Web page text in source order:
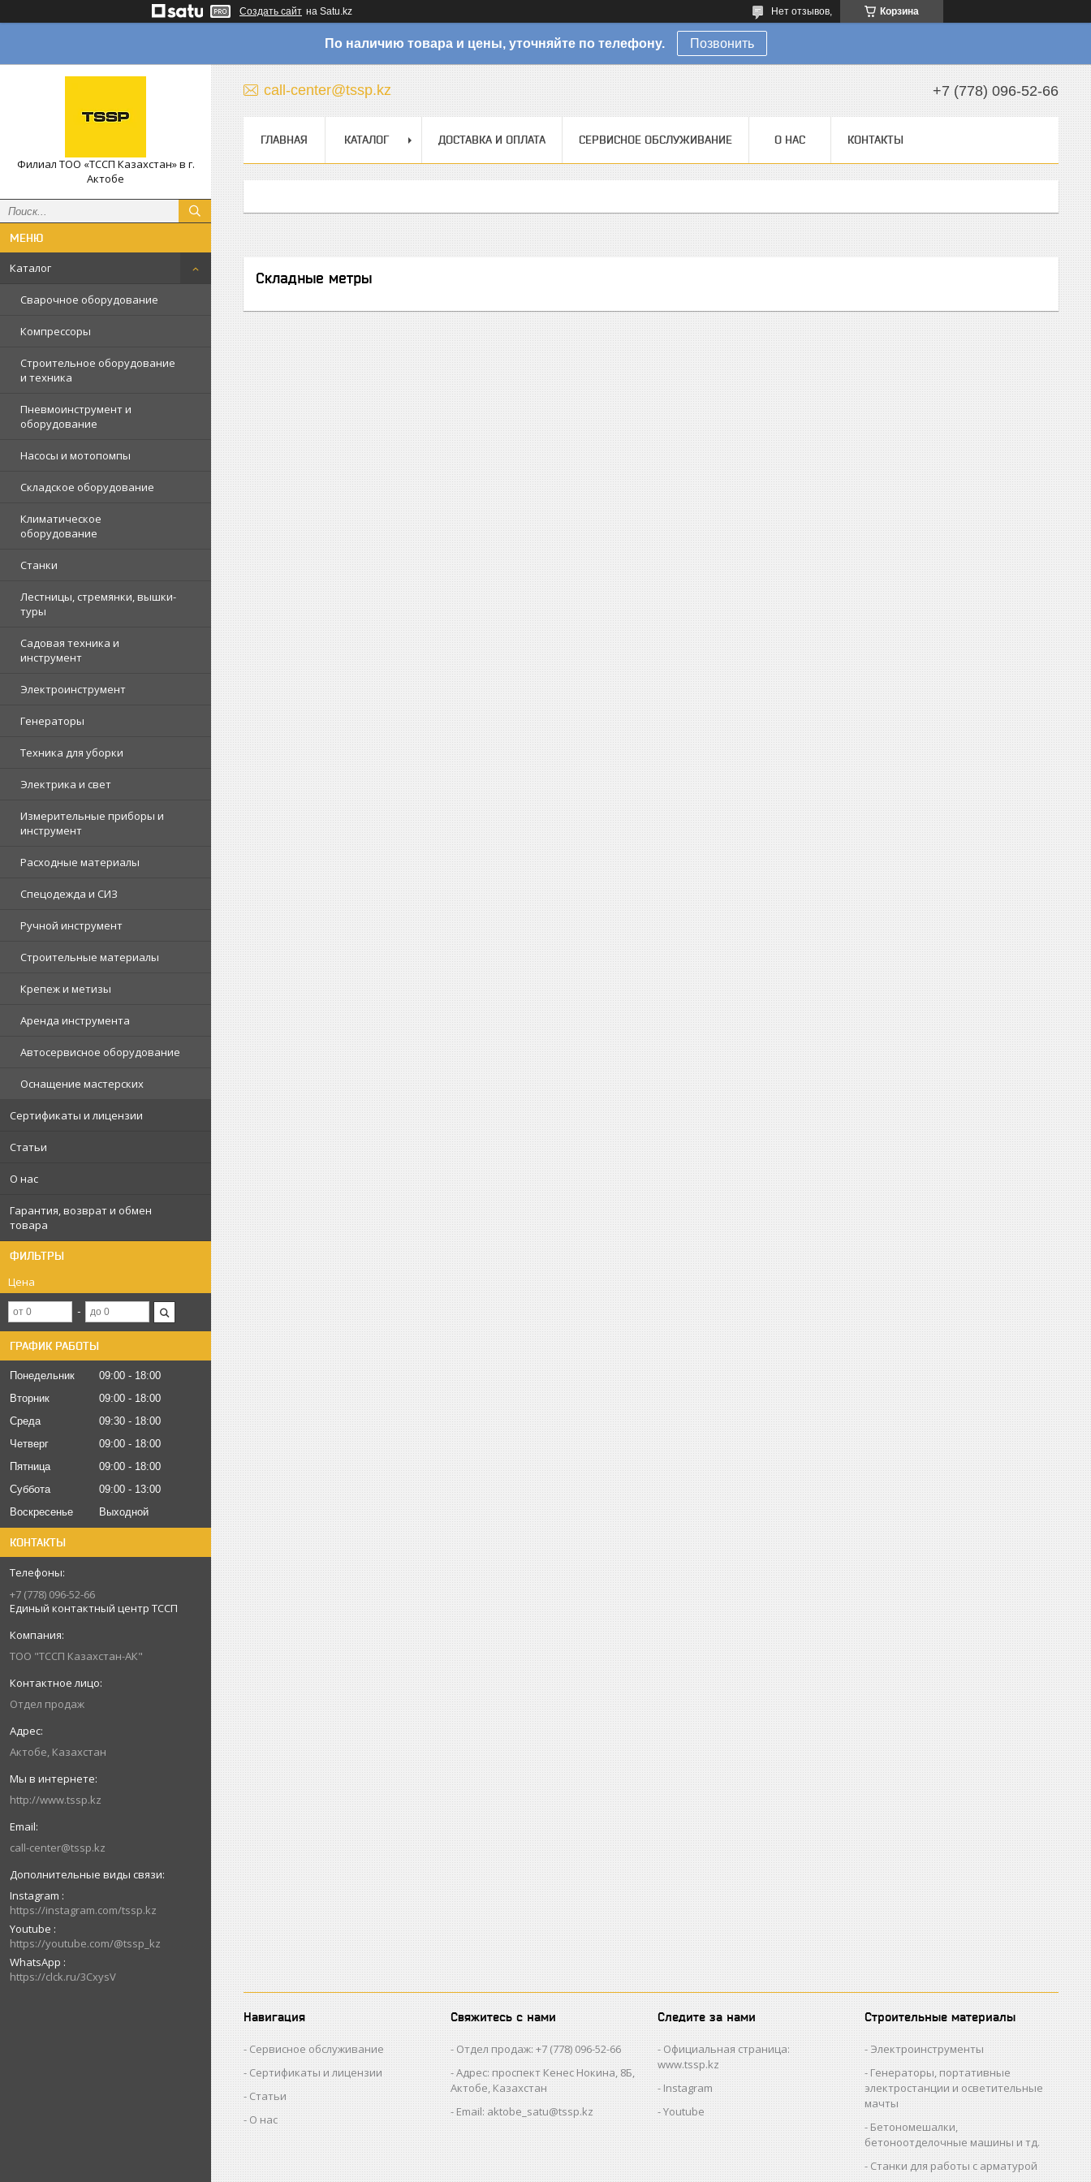
Создать сайт на Satu.kz Корзина
Нет отзывов,
По наличию товара и цены, уточняйте по телефону. Позвонить
Филиал ТОО «ТССП Казахстан» в г.
Актобе
Каталог
Сварочное оборудование
Компрессоры
Строительное оборудование
и техника
Пневмоинструмент и
оборудование
Насосы и мотопомпы
Складское оборудование
Климатическое
оборудование
Станки
Лестницы, стремянки, вышки-
туры
Садовая техника и
инструмент
Электроинструмент
Генераторы
Техника для уборки
Электрика и свет
Измерительные приборы и
инструмент
Расходные материалы
Спецодежда и СИЗ
Ручной инструмент
Строительные материалы
Крепеж и метизы
Аренда инструмента
Автосервисное оборудование
Оснащение мастерских
Сертификаты и лицензии
Статьи
О нас
Гарантия, возврат и обмен
товара
ФИЛЬТРЫ
Цена
ГРАФИК РАБОТЫ
Понедельник 09:00
18:00
Вторник
09:00
18:00
Среда
09:30
18:00
Четверг
09:00
18:00
Пятница
09:00
18:00
Суббота
09:00
13:00
Воскресенье
Выходной
КОНТАКТЫ
+7 (778) 096-52-66
Единый контактный центр ТССП
ТОО "ТССП Казахстан-АК"
Отдел продаж
Актобе, Казахстан
http://www.tssp.kz
call-center@tssp.kz
Instagram
https://instagram.com/tssp.kz
Youtube
https://youtube.com/@tssp_kz
WhatsApp
https://clck.ru/3CxysV
call-center@tssp.kz +7 (778) 096-52-66
ГЛАВНАЯ КАТАЛОГ ДОСТАВКА И ОПЛАТА СЕРВИСНОЕ ОБСЛУЖИВАНИЕ О НАС КОНТАКТЫ
Складные метры
Навигация
Сервисное обслуживание
Сертификаты и лицензии
Статьи
О нас
Свяжитесь с нами
Отдел продаж: +7 (778) 096-52-66
Адрес: проспект Кенес Нокина, 8Б,
Актобе, Казахстан
Email: aktobe_satu@tssp.kz
Следите за нами
Официальная страница:
www.tssp.kz
Instagram
Youtube
Строительные материалы
Электроинструменты
Генераторы, портативные
электростанции и осветительные
мачты
Бетономешалки,
бетоноотделочные машины и тд.
Станки для работы с арматурой